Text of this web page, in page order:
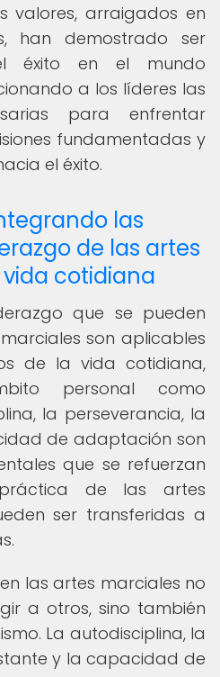
valores, arraigados en
han demostrado ser
éxito en el mundo
a los líderes las
para enfrentar
fundamentadas y
el éxito.
las
de las artes
cotidiana
que se pueden
son aplicables
de la vida cotidiana,
personal como
la perseverancia, la
de adaptación son
que se refuerzan
de las artes
ser transferidas a
las artes marciales no
a otros, sino también
La autodisciplina, la
y la capacidad de